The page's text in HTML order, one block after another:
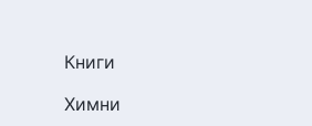
Книги
Химни